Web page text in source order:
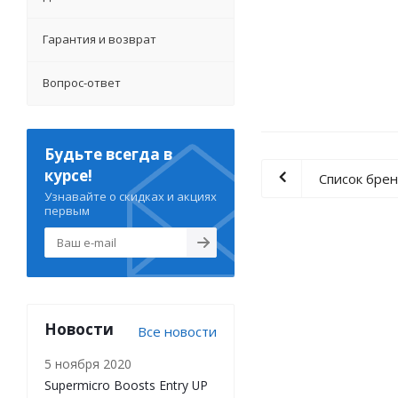
Список
Гарантия и возврат
Вопрос-ответ
Будьте всегда в
курсе!
Узнавайте о скидках и акциях
первым
Новости Все новости
5 ноября 2020
Supermicro Boosts Entry UP